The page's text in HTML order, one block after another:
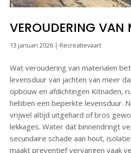
VEROUDERING VAN
13 januari 2026 | Recreatievaart
Wat veroudering van materialen
levensduur van jachten van meer
opbouw en afdichtingen Kitnaden,
hebben een beperkte levensduur.
vrijwel altijd uitgehard of bros
lekkages. Water dat binnendringt
secundaire schade aan hout,
maakt preventief vervangen vaak